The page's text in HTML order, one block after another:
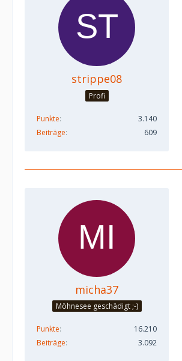
strippe08
Profi
Punkte
3.140
Beiträge
609
micha37
Möhnesee geschädigt ;-)
Punkte
16.210
Beiträge
3.092